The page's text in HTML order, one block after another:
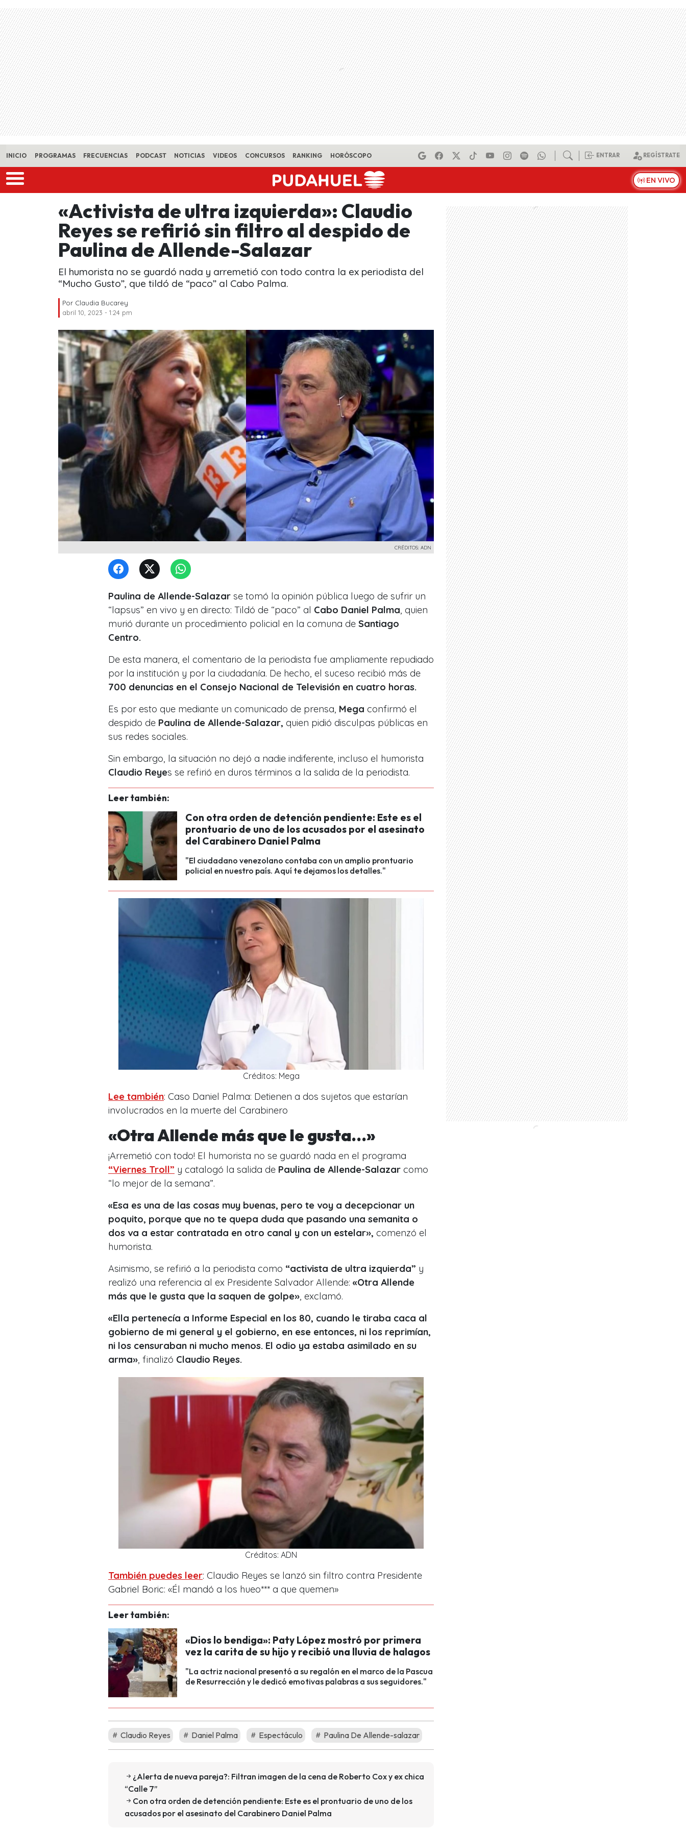
Skip to main content
INICIO PROGRAMAS FRECUENCIAS PODCAST NOTICIAS VIDEOS CONCURSOS RANKING HORÓSCOPO ENTRAR REGÍSTRATE
EN VIVO
«Activista de ultra izquierda»: Claudio
Reyes se refirió sin filtro al despido de
Paulina de Allende-Salazar
El humorista no se guardó nada y arremetió con todo contra la ex periodista del
“Mucho Gusto”, que tildó de “paco” al Cabo Palma.
Por Claudia Bucarey
abril 10, 2023 - 1:24 pm
CRÉDITOS: ADN
Paulina de Allende-Salazar se tomó la opinión pública luego de sufrir un
“lapsus” en vivo y en directo: Tildó de “paco” al Cabo Daniel Palma , quien
murió durante un procedimiento policial en la comuna de Santiago
Centro.
De esta manera, el comentario de la periodista fue ampliamente repudiado
por la institución y por la ciudadanía. De hecho, el suceso recibió más de
700 denuncias en el Consejo Nacional de Televisión en cuatro horas.
Es por esto que mediante un comunicado de prensa, Mega confirmó el
despido de Paulina de Allende-Salazar, quien pidió disculpas públicas en
sus redes sociales.
Sin embargo, la situación no dejó a nadie indiferente, incluso el humorista
Claudio Reyes se refirió en duros términos a la salida de la periodista.
Leer también:
Con otra orden de detención pendiente: Este es el
prontuario de uno de los acusados por el asesinato
del Carabinero Daniel Palma
"El ciudadano venezolano contaba con un amplio prontuario
policial en nuestro país. Aquí te dejamos los detalles."
Créditos: Mega
Lee también: Caso Daniel Palma: Detienen a dos sujetos que estarían
involucrados en la muerte del Carabinero
«Otra Allende más que le gusta…»
¡Arremetió con todo! El humorista no se guardó nada en el programa
“Viernes Troll” y catalogó la salida de Paulina de Allende-Salazar como
“lo mejor de la semana”.
«Esa es una de las cosas muy buenas, pero te voy a decepcionar un
poquito, porque que no te quepa duda que pasando una semanita o
dos va a estar contratada en otro canal y con un estelar», comenzó el
humorista.
Asimismo, se refirió a la periodista como “activista de ultra izquierda” y
realizó una referencia al ex Presidente Salvador Allende: «Otra Allende
más que le gusta que la saquen de golpe» , exclamó.
«Ella pertenecía a Informe Especial en los 80, cuando le tiraba caca al
gobierno de mi general y el gobierno, en ese entonces, ni los reprimían,
ni los censuraban ni mucho menos. El odio ya estaba asimilado en su
arma» , finalizó Claudio Reyes.
Créditos: ADN
También puedes leer: Claudio Reyes se lanzó sin filtro contra Presidente
Gabriel Boric: «Él mandó a los hueo*** a que quemen»
Leer también:
«Dios lo bendiga»: Paty López mostró por primera
vez la carita de su hijo y recibió una lluvia de halagos
"La actriz nacional presentó a su regalón en el marco de la Pascua
de Resurrección y le dedicó emotivas palabras a sus seguidores."
Claudio Reyes Daniel Palma Espectáculo Paulina De Allende-salazar
¿Alerta de nueva pareja?: Filtran imagen de la cena de Roberto Cox y ex chica
“Calle 7”
Con otra orden de detención pendiente: Este es el prontuario de uno de los
acusados por el asesinato del Carabinero Daniel Palma